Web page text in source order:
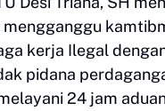
kerja Ilegal
pidana
24 jam